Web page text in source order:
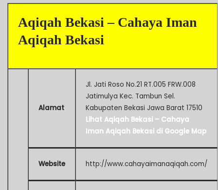
Aqiqah Bekasi – Cahaya Iman
Aqiqah Bekasi
Alamat
Jl. Jati Roso No.21 RT.005 FRW.008
Jatimulya Kec. Tambun Sel.
Kabupaten Bekasi Jawa Barat 17510
Lihat Aqiqah Bekasi – Cahaya
Iman Aqiqah Bekasi di Google Map
Website http://www.cahayaimanaqiqah.com/